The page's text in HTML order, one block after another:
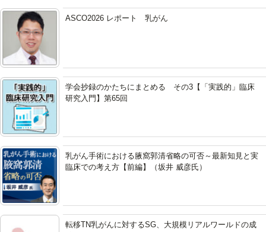
ASCO2026 レポート 乳がん
学会抄録のかたちにまとめる その3【「実践的」臨床
研究入門】第65回
乳がん手術における腋窩郭清省略の可否～最新知見と実
臨床での考え方【前編】（坂井 威彦氏）
転移TN乳がんに対するSG、大規模リアルワールドの成